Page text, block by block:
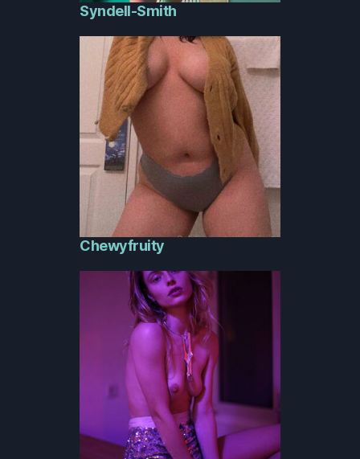
Syndell-Smith
Chewyfruity